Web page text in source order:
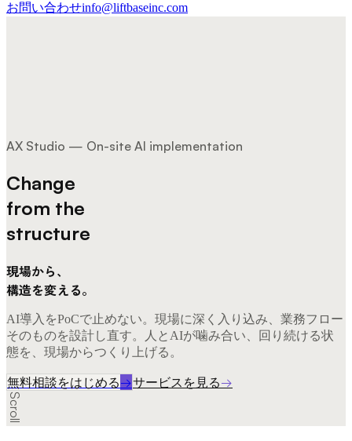
お問い合わせinfo@liftbaseinc.com
AX Studio — On-site AI implementation
Change
from the
structure
現場から、
構造を変える。
AI導入をPoCで止めない。現場に深く入り込み、業務フロー
そのものを設計し直す。人とAIが噛み合い、回り続ける状
態を、現場からつくり上げる。
無料相談をはじめる→サービスを見る→
Scroll